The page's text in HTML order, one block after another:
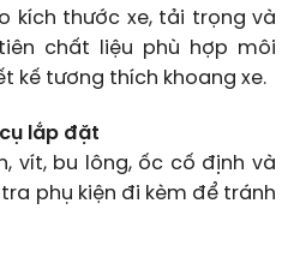
kích thước xe, tải trọng và
chất liệu phù hợp môi
kế tương thích khoang xe.
lắp đặt
vít, bu lông, ốc cố định và
phụ kiện đi kèm để tránh